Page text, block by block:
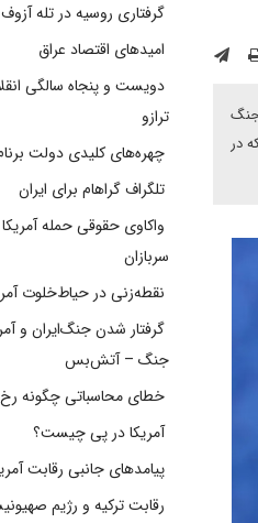
جنگ
در
گرفتاری روسیه در تله آزوف
امیدهای اقتصاد عراق
دویست و پنجاه سالگی
ترازو
چهره‌های کلیدی دولت
تلگراف گراهام برای ایران
واکاوی حقوقی حمله
سربازان
نقطه‌زنی در حیاط‌خلوت
گرفتار شدن جنگ‌ایران و
جنگ – آتش‌بس
خطای محاسباتی چگونه
آمریکا در پی چیست؟
پیامدهای جانبی رقابت
رقابت ترکیه و رژیم